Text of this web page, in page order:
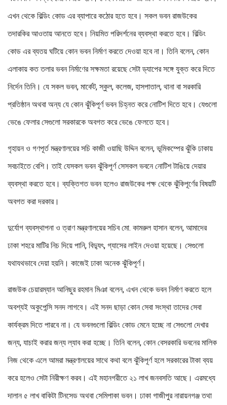
এখন থেকে বিল্ডিং কোড এর ব্যাপারে কঠোর হতে হবে। সকল ভবন রাজউকের
তদারকির আওতায় আনতে হবে। নিয়মিত পরিদর্শনের ব্যবস্থা করতে হবে। বিল্ডিং
কোড এর ব্যতয় ঘটিয়ে কোন ভবন নির্মাণ করতে দেওয়া হবে না। তিনি বলেন, কোন
এলাকায় কত তলার ভবন নির্মাণের সক্ষমতা রয়েছে সেটা ড্যাপের সঙ্গে যুক্ত করে দিতে
নির্দেন তিনি। যে সকল ভবন, মার্কেট, স্কুল, কলেজ, হাসপাতাল, থানা বা সরকারি
প্রতিষ্ঠান অথবা অন্য যে কোন ঝুঁকিপূর্ণ ভবন চিহ্নত করে নোটিশ দিতে হবে। যেগুলো
ভেঙে ফেলার সেগুলো সরকারকে অবগত করে ভেঙে ফেলতে হবে।
গৃহায়ন ও গণপূর্ত মন্ত্রণালয়ের সচি কাজী ওয়াছি উদ্দিন বলেন, ভূমিকম্পের ঝুঁকি ঢাকায়
সবচাইতে বেশি। তাই যেসকল ভবন ঝুঁকিপূর্ণ সেসকল ভবনে নোটিশ টাঙিয়ে দেয়ার
ব্যবস্থা করতে হবে। ব্যক্তিগত ভবন হলেও রাজউকের পক্ষ থেকে ঝুঁকিপূর্ণের বিষয়টি
অবগত করা দরকার।
দুর্যোগ ব্যবস্থাপনা ও ত্রাণ মন্ত্রণালয়ের সচিব মো. কামরুল হাসান বলেন, আমাদের
ঢাকা শহরে মাটির নিচ দিয়ে পানি, বিদ্যুৎ, গ্যাসের লাইন দেওয়া হয়েছে। সেগুলো
যথাযথভাবে দেয়া হয়নি। কাজেই ঢাকা অনেক ঝুঁকিপূর্ণ।
রাজউক চেয়ারম্যান আনিছুর রহমান মিঞা বলেন, এখন থেকে ভবন নির্মাণ করতে হলে
অবশ্যই অকুপেন্সি সনদ লাগবে। এই সনদ ছাড়া কোন সেবা সংস্থা তাদের সেবা
কার্যক্রম দিতে পারবে না। যে ভবনগুলো বিল্ডিং কোড মেনে হচ্ছে না সেগুলো দেখার
জন্য, যাচাই করার জন্য ল্যাব করা হচ্ছে। তিনি বলেন, কোন বেসরকারি ভবনের মালিক
নিজ থেকে এলে আমরা মন্ত্রণালয়ের সাথে কথা বলে ঝুঁকিপূর্ণ হলে সরকারের টাকা ব্যয়
করে হলেও সেটা নিরীক্ষণ করব। এই মহানগরীতে ২১ লাখ জনবসতি আছে। এরমধ্যে
দালান ৫ লাখ বাকিটা টিনসেড অথবা সেমিপাকা ভবন। ঢাকা গাজীপুর নারায়নগঞ্জ তথা